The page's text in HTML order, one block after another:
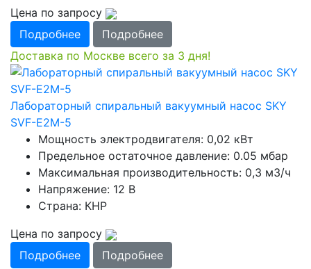
Цена по запросу
Подробнее
Подробнее
Доставка по Москве всего за 3 дня!
Лабораторный спиральный вакуумный насос SKY
SVF-E2M-5
Мощность электродвигателя: 0,02 кВт
Предельное остаточное давление: 0.05 мбар
Максимальная производительность: 0,3 м3/ч
Напряжение: 12 В
Страна: КНР
Цена по запросу
Подробнее
Подробнее